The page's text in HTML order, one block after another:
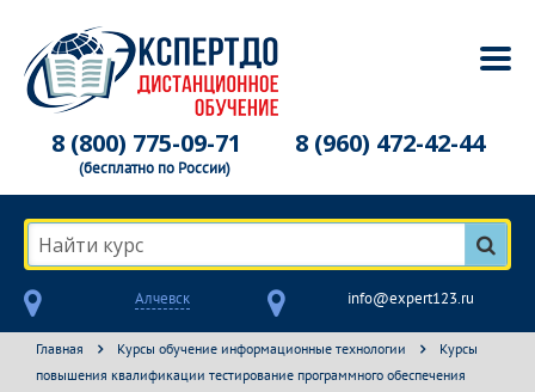
8 (800) 775-09-71
(бесплатно по России)
8 (960) 472-42-44
Найти курс
Алчевск info@expert123.ru
Главная Курсы обучение информационные технологии
Курсы
повышения квалификации тестирование программного обеспечения